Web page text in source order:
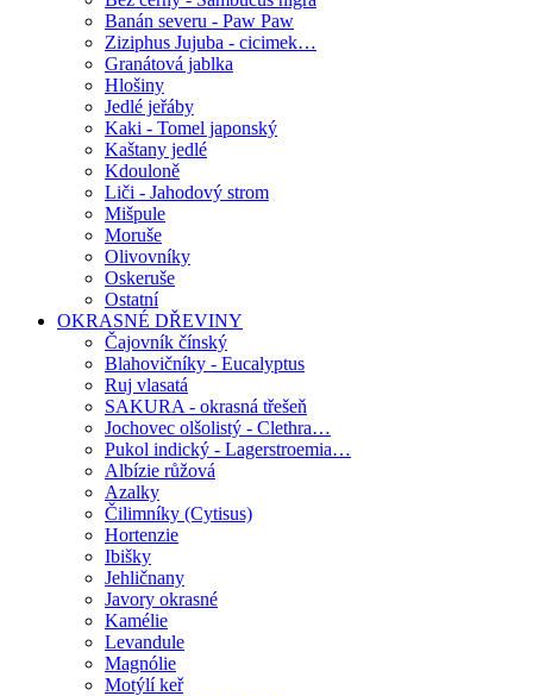
Banán severu - Paw Paw
Ziziphus Jujuba - cicimek…
Granátová jablka
Hlošiny
Jedlé jeřáby
Kaki - Tomel japonský
Kaštany jedlé
Kdouloně
Liči - Jahodový strom
Mišpule
Moruše
Olivovníky
Oskeruše
Ostatní
OKRASNÉ DŘEVINY
Čajovník čínský
Blahovičníky - Eucalyptus
Ruj vlasatá
SAKURA - okrasná třešeň
Jochovec olšolistý - Clethra…
Pukol indický - Lagerstroemia…
Albízie růžová
Azalky
Čilimníky (Cytisus)
Hortenzie
Ibišky
Jehličnany
Javory okrasné
Kamélie
Levandule
Magnólie
Motýlí keř